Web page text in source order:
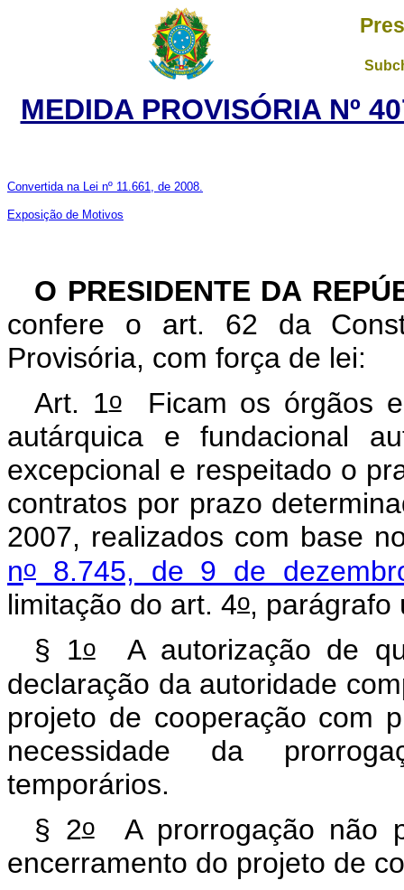
MEDIDA PROVISÓRIA Nº
Convertida na Lei nº 11.661, de 2008.
Exposição de Motivos
O PRESIDENTE DA
confere o art. 62 da
Provisória, com força de lei:
Art. 1oFicam os órgãos e
autárquica e fundacional
excepcional e respeitado o
contratos por prazo
2007, realizados com base
no 8.745, de 9 de
limitação do art. 4o, parágrafo
§ 1oA autorização de
declaração da autoridade
projeto de cooperação com
necessidade da
temporários.
§ 2oA prorrogação não
encerramento do projeto de